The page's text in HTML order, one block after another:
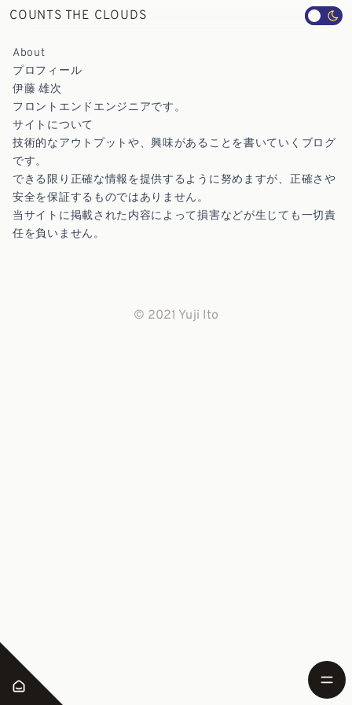
COUNTS THE CLOUDS
About
プロフィール
伊藤 雄次
フロントエンドエンジニアです。
サイトについて
技術的なアウトプットや、興味があることを書いていくブログ
です。
できる限り正確な情報を提供するように努めますが、正確さや
安全を保証するものではありません。
当サイトに掲載された内容によって損害などが生じても一切責
任を負いません。
© 2021 Yuji Ito